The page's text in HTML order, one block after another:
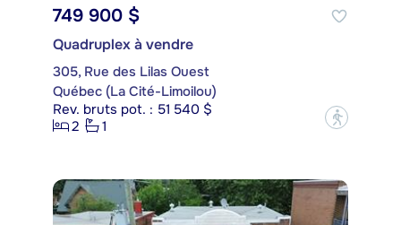
749 900 $
Quadruplex à vendre
305, Rue des Lilas Ouest
Québec (La Cité-Limoilou)
Rev. bruts pot. : 51 540 $
2
1 ?